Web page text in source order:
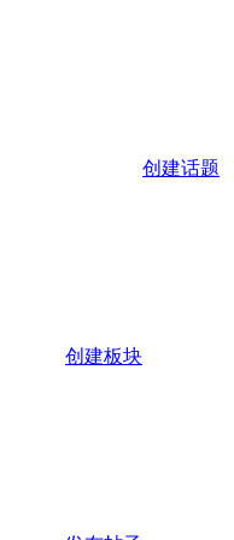
创建话题
创建板块